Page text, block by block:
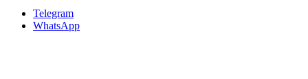
Telegram
WhatsApp